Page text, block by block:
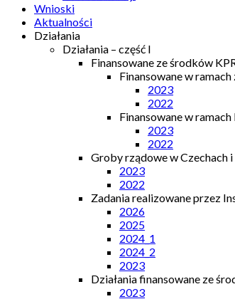
Wnioski
Aktualności
Działania
Działania – część I
Finansowane ze środków
Finansowane w
2023
2022
Finansowane w
2023
2022
Groby rządowe w Czechach
2023
2022
Zadania realizowane przez
2026
2025
2024_1
2024_2
2023
Działania finansowane ze
2023